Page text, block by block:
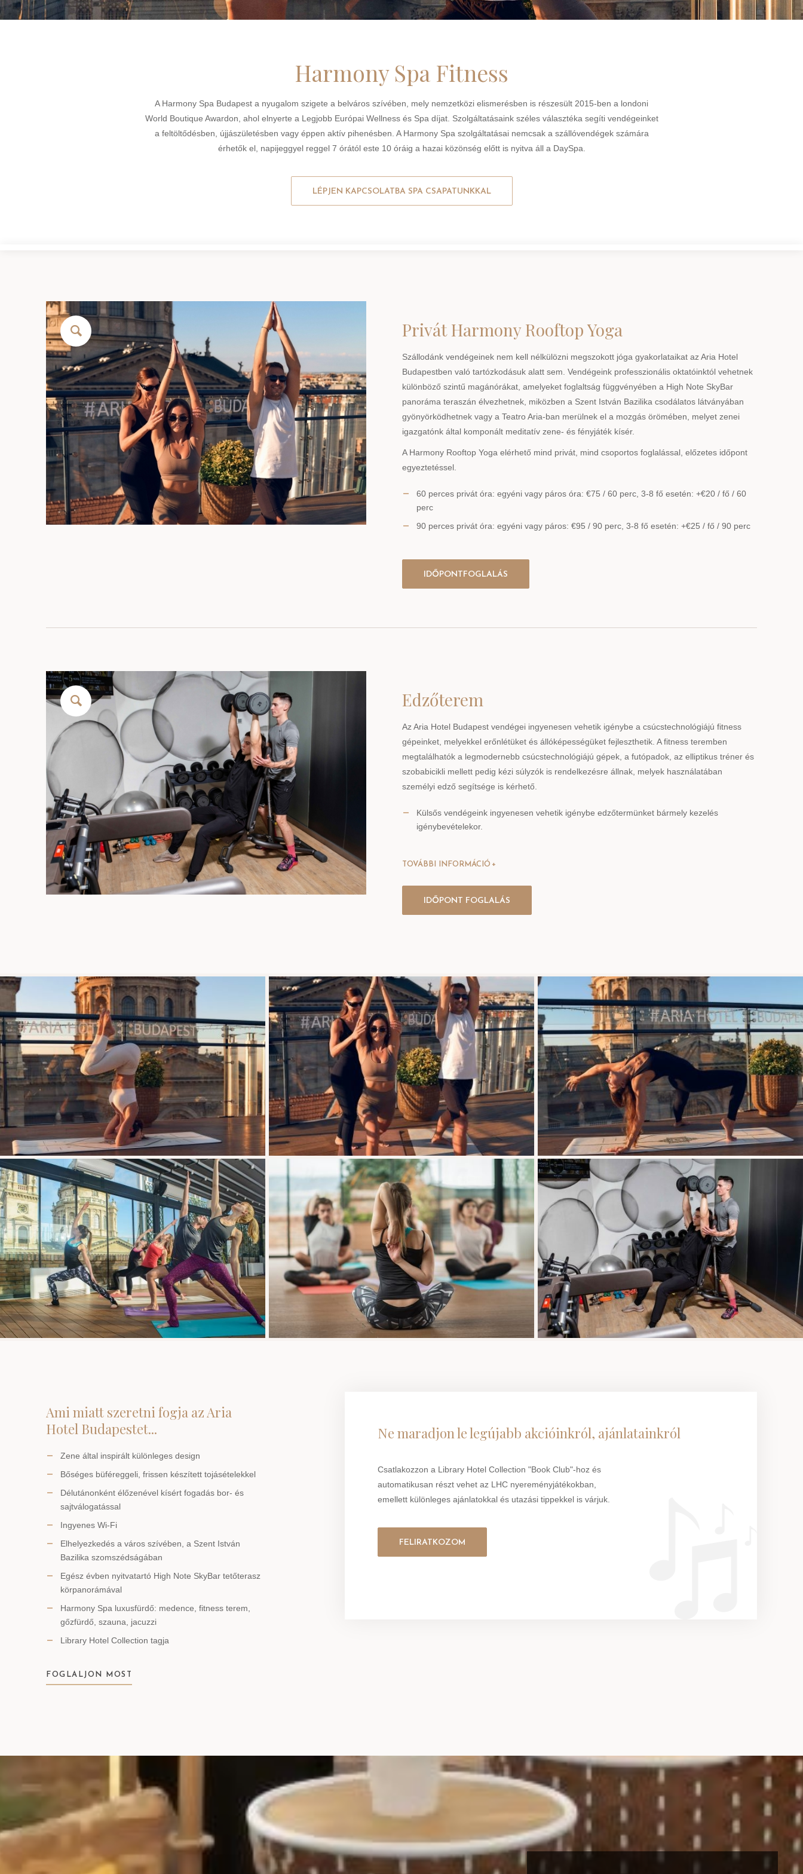
Harmony Spa Fitness
A Harmony Spa Budapest a nyugalom szigete a belváros szívében, mely nemzetközi elismerésben is részesült 2015-ben a londoni
World Boutique Awardon, ahol elnyerte a Legjobb Európai Wellness és Spa díjat. Szolgáltatásaink széles választéka segíti vendégeinket
a feltöltődésben, újjászületésben vagy éppen aktív pihenésben. A Harmony Spa szolgáltatásai nemcsak a szállóvendégek számára
érhetők el, napijeggyel reggel 7 órától este 10 óráig a hazai közönség előtt is nyitva áll a DaySpa.
LÉPJEN KAPCSOLATBA SPA CSAPATUNKKAL
Privát Harmony Rooftop Yoga
Szállodánk vendégeinek nem kell nélkülözni megszokott jóga gyakorlataikat az Aria Hotel
Budapestben való tartózkodásuk alatt sem. Vendégeink professzionális oktatóinktól vehetnek
különböző szintű magánórákat, amelyeket foglaltság függvényében a High Note SkyBar
panoráma teraszán élvezhetnek, miközben a Szent István Bazilika csodálatos látványában
gyönyörködhetnek vagy a Teatro Aria-ban merülnek el a mozgás örömében, melyet zenei
igazgatónk által komponált meditatív zene- és fényjáték kísér.
A Harmony Rooftop Yoga elérhető mind privát, mind csoportos foglalással, előzetes időpont
egyeztetéssel.
60 perces privát óra: egyéni vagy páros óra: €75 / 60 perc, 3-8 fő esetén: +€20 / fő / 60
perc
90 perces privát óra: egyéni vagy páros: €95 / 90 perc, 3-8 fő esetén: +€25 / fő / 90 perc
IDŐPONTFOGLALÁS
Edzőterem
Az Aria Hotel Budapest vendégei ingyenesen vehetik igénybe a csúcstechnológiájú fitness
gépeinket, melyekkel erőnlétüket és állóképességüket fejleszthetik. A fitness teremben
megtalálhatók a legmodernebb csúcstechnológiájú gépek, a futópadok, az elliptikus tréner és
szobabicikli mellett pedig kézi súlyzók is rendelkezésre állnak, melyek használatában
személyi edző segítsége is kérhető.
Külsős vendégeink ingyenesen vehetik igénybe edzőtermünket bármely kezelés
igénybevételekor.
TOVÁBBI INFORMÁCIÓ
IDŐPONT FOGLALÁS
Ami miatt szeretni fogja az Aria
Hotel Budapestet...
Zene által inspirált különleges design
Bőséges büféreggeli, frissen készített tojásételekkel
Délutánonként élőzenével kísért fogadás bor- és
sajtválogatással
Ingyenes Wi-Fi
Elhelyezkedés a város szívében, a Szent István
Bazilika szomszédságában
Egész évben nyitvatartó High Note SkyBar tetőterasz
körpanorámával
Harmony Spa luxusfürdő: medence, fitness terem,
gőzfürdő, szauna, jacuzzi
Library Hotel Collection tagja
FOGLALJON MOST
Ne maradjon le legújabb akcióinkról, ajánlatainkról
Csatlakozzon a Library Hotel Collection "Book Club"-hoz és
automatikusan részt vehet az LHC nyereményjátékokban,
emellett különleges ajánlatokkal és utazási tippekkel is várjuk.
FELIRATKOZOM